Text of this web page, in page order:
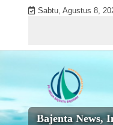
Sabtu, Agustus 8,
Bajenta News,